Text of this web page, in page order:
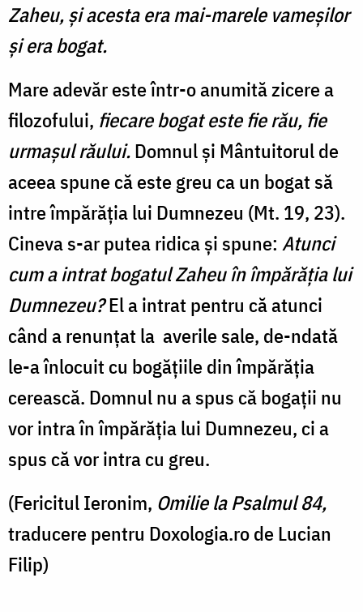
Zaheu, şi acesta era mai-marele vameşilor
şi era bogat.
Mare adevăr este într-o anumită zicere a
filozofului, fiecare bogat este fie rău, fie
urmașul răului.Domnul și Mântuitorul de
aceea spune că este greu ca un bogat să
intre împărăția lui Dumnezeu (Mt. 19, 23).
Cineva s-ar putea ridica și spune: Atunci
cum a intrat bogatul Zaheu în împărăția lui
Dumnezeu?El a intrat pentru că atunci
când a renunțat la averile sale, de-ndată
le-a înlocuit cu bogățiile din împărăția
cerească. Domnul nu a spus că bogații nu
vor intra în împărăția lui Dumnezeu, ci a
spus că vor intra cu greu.
(Fericitul Ieronim, Omilie la Psalmul 84,
traducere pentru Doxologia.ro de Lucian
Filip)